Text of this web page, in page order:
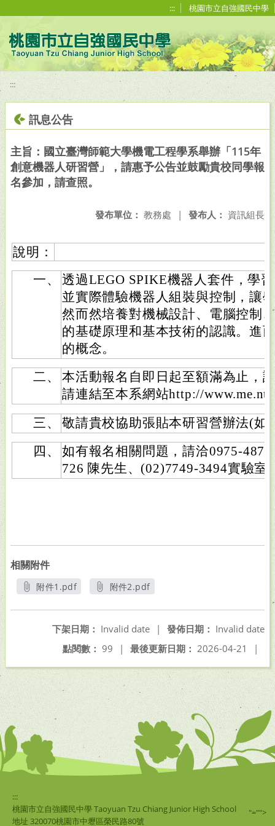
::: 桃園市立自強國民中學
:::
訊息公告
主旨：國立臺灣師範大學機電工程學系舉辦「115年
創意機器人研習營」，請惠予公告並鼓勵貴校同學報
名參加，請查照。
發布人： 資訊組長
發布單位： 教務處 |
說明：
一、
透過LEGO SPIKE機器人套件，學
並實際體驗機器人組裝與控制，讓
然而然培養對機械設計、電腦控制
的基礎原理和基本技術的認識。進
的概念。
二、
本活動報名自即日起至額滿為止，
請連結至本系網站http://
三、
敬請貴校協助張貼本研習營辦法(如
四、
如有報名相關問題，請洽0975-487-
726 陳先生、(02)7749-3494實驗室
相關附件
附件1.pdf
附件2.pdf
發佈日期： Invalid date
下架日期： Invalid date
|
最後更新日期： 2026-04-21 |
點閱數： 99 |
:::
桃園市立自強國民中學 Taoyuan Tzu Chiang Junior High School
地址 320070桃園市中壢區榮民路80號
"="">